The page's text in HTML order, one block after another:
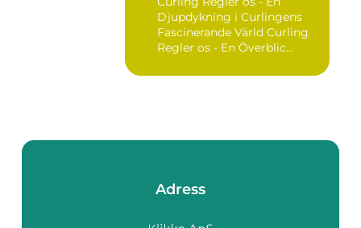
Djupdykning i Curlingens
Fascinerande Värld Curling
Regler os - En Överblic...
Adress